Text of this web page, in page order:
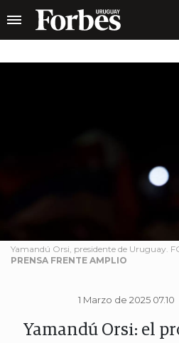
Yamandú Orsi, presidente de Uruguay.
PRENSA FRENTE AMPLIO
1 Marzo de 2025 07.10
Yamandú Orsi: el